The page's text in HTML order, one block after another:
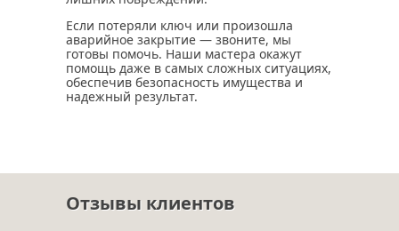
Если потеряли ключ или произошла
аварийное закрытие — звоните, мы
готовы помочь. Наши мастера окажут
помощь даже в самых сложных ситуациях,
обеспечив безопасность имущества и
надежный результат.
Отзывы клиентов